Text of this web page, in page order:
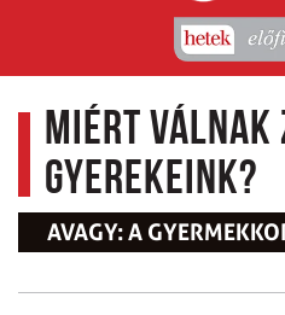
Miért válnak
gyerekeink?
AVAGY: A